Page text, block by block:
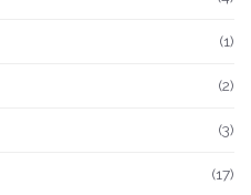
(1)
(2)
(3)
(17)